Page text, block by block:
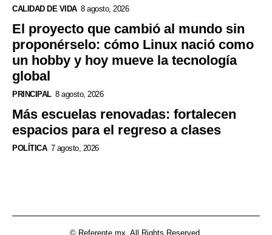
CALIDAD DE VIDA 8 agosto, 2026
El proyecto que cambió al mundo sin
proponérselo: cómo Linux nació como
un hobby y hoy mueve la tecnología
global
PRINCIPAL 8 agosto, 2026
Más escuelas renovadas: fortalecen
espacios para el regreso a clases
POLÍTICA 7 agosto, 2026
© Referente.mx. All Rights Reserved.